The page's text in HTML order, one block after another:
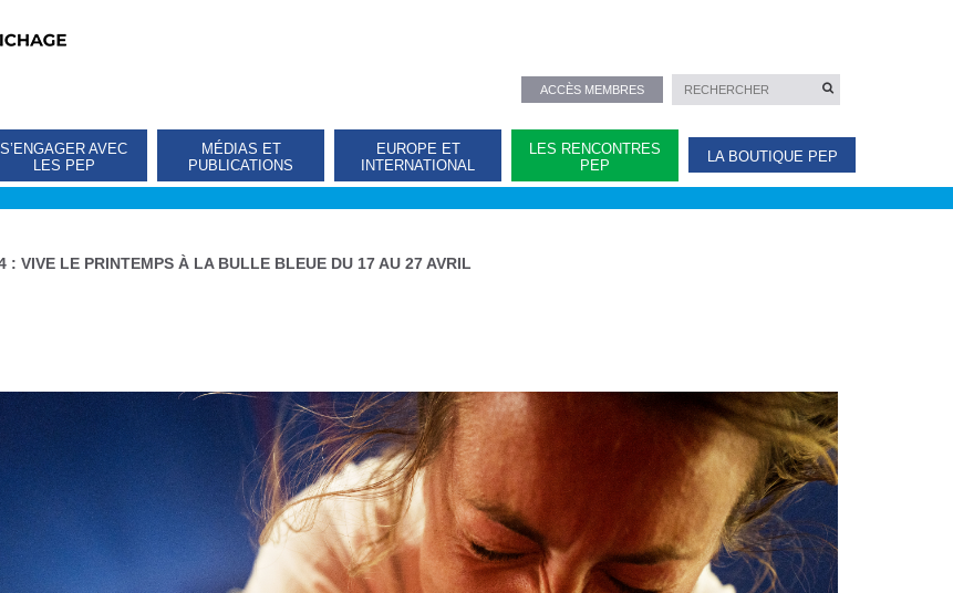
ACCÈS MEMBRES
S’ENGAGER AVEC
LES PEP
MÉDIAS ET
PUBLICATIONS
EUROPE ET
INTERNATIONAL
LES RENCONTRES
PEP
LA BOUTIQUE PEP
: VIVE LE PRINTEMPS À LA BULLE BLEUE DU 17 AU 27 AVRIL